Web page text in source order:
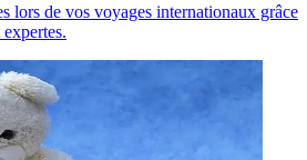
lors de vos voyages internationaux grâce